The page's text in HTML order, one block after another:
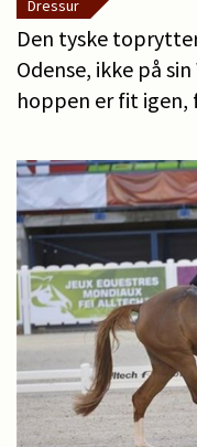
Dressur
Den tyske
Odense, ikke på
hoppen er fit